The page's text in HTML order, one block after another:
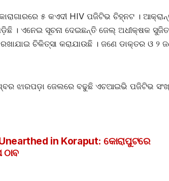
୫ କଏଦୀ HIV ପଜିଟିଭ ଚିହ୍ନଟ ।
। ଏନେଇ ସୂଚନା ଦେଇଛନ୍ତି ଜେଲ୍ ଅଧୀକ୍ଷକ
ଚିକିତ୍ସା କରାଯାଉଛି । ଜଣେ ଡାକ୍ତର ଓ ୨
ଝାରପଡ଼ା ଜେଲରେ ବଢୁଛି ଏଚଆଇଭି ପଜିଟିଭ
in Koraput: କୋରାପୁଟରେ